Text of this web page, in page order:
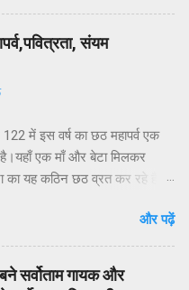
है।परंतु, यह अत्यंत खेदजनक है कि
एवं विधायक श्री पंकज सिंह
सक्रियता नहीं दिखा रहे हैं।
नहीं हो रही है। यह कहना है
डॉ उमेश शर्मा ने नोएडा की
के कारण जनप्रतिनिधियों की
अनुसार सांसद और विधायक को
क्षेत्रीय दौरों की संख्या अत्यंत सीमित
केवल “कागज़ों में” दर्ज हो रही हैं,
संयम
में इस वर्ष का छठ महापर्व एक
एक माँ और बेटा मिलकर
का यह कठिन छठ व्रत कर रहे हैं —
किया जाने वाला कठोर उपवास
के साथ बेटे ने भी समान श्रद्धा और
का संकल्प लिया है छठ व्रत
और पढ़ें
सर्वोताम गायक और